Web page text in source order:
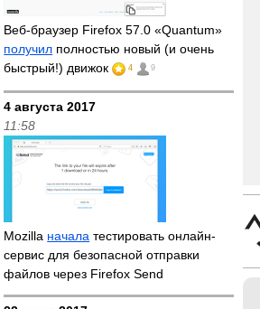
Веб-браузер Firefox 57.0 «Quantum»
получил полностью новый (и очень
быстрый!) движок
4 9
4 августа 2017
11:58
Mozilla начала тестировать онлайн-
сервис для безопасной отправки
файлов через Firefox Send